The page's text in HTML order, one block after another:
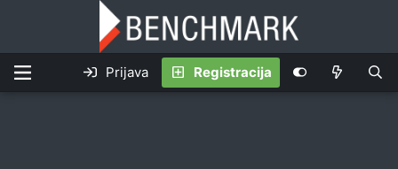
Prijava Registracija